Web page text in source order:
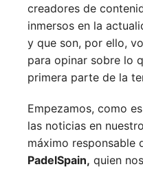
creadores de
inmersos en la
y que son, por ello,
para opinar sobre lo
primera parte de la
Empezamos, como
las noticias en
máximo responsable
PadelSpain, quien